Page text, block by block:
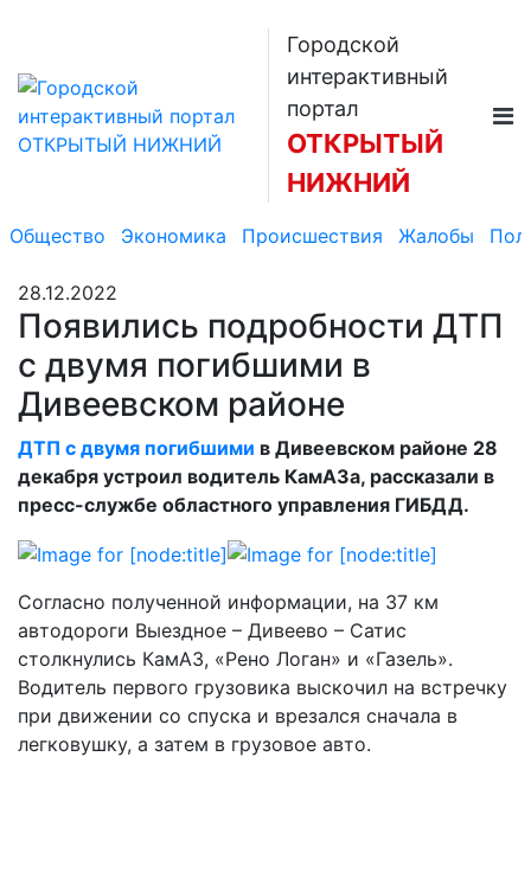
Городской
интерактивный
портал
ОТКРЫТЫЙ
НИЖНИЙ
Общество Экономика Происшествия Жалобы
28.12.2022
Появились подробности ДТП
с двумя погибшими в
Дивеевском районе
ДТП с двумя погибшими в Дивеевском районе 28
декабря устроил водитель КамАЗа, рассказали в
пресс-службе областного управления ГИБДД.
Согласно полученной информации, на 37 км
автодороги Выездное – Дивеево – Сатис
столкнулись КамАЗ, «Рено Логан» и «Газель».
Водитель первого грузовика выскочил на встречку
при движении со спуска и врезался сначала в
легковушку, а затем в грузовое авто.